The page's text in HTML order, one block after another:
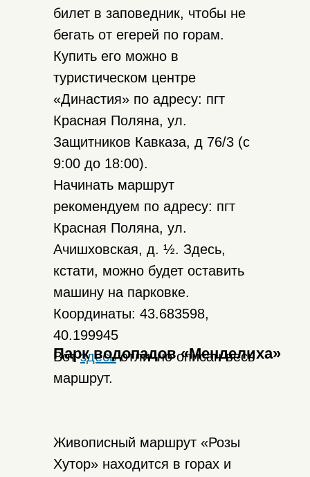
билет в заповедник, чтобы не
бегать от егерей по горам.
Купить его можно в
туристическом центре
«Династия» по адресу: пгт
Красная Поляна, ул.
Защитников Кавказа, д 76/3 (с
9:00 до 18:00).
Начинать маршрут
рекомендуем по адресу: пгт
Красная Поляна, ул.
Ачишховская, д. ½. Здесь,
кстати, можно будет оставить
машину на парковке.
Координаты: 43.683598,
40.199945
Вотздесьотлично описан весь
маршрут.
Живописный маршрут «Розы
Хутор» находится в горах и
Парк водопадов «Менделиха»